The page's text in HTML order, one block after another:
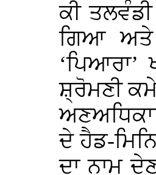
ਕੀ
ਗਿਆ ਅਤੇ
ਸ਼੍ਰੋਮਣੀ
ਦੇ ਹੈਡ-
ਦਾ ਨਾਮ